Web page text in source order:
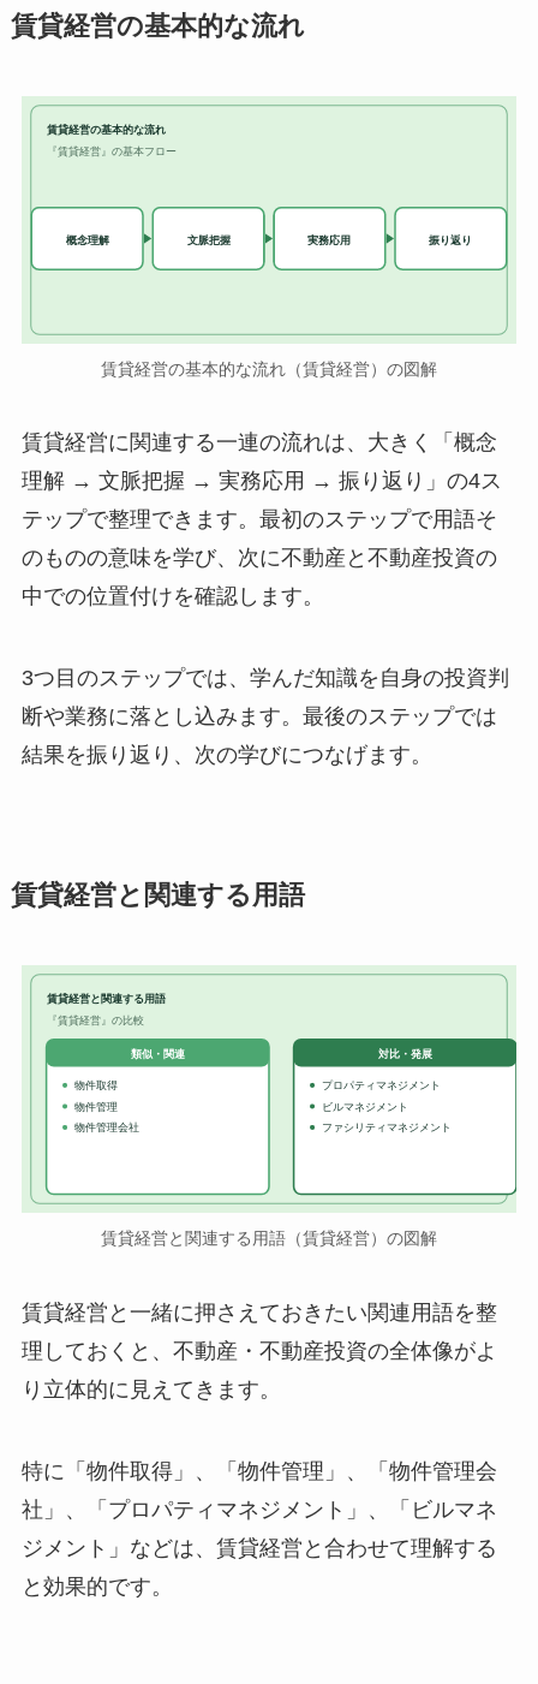
賃貸経営の基本的な流れ
賃貸経営の基本的な流れ
『賃貸経営』の基本フロー
概念理解 文脈把握 実務応用 振り返り
賃貸経営の基本的な流れ（賃貸経営）の図解
賃貸経営に関連する一連の流れは、大きく「概念
理解 → 文脈把握 → 実務応用 → 振り返り」の4ス
テップで整理できます。最初のステップで用語そ
のものの意味を学び、次に不動産と不動産投資の
中での位置付けを確認します。
3つ目のステップでは、学んだ知識を自身の投資判
断や業務に落とし込みます。最後のステップでは
結果を振り返り、次の学びにつなげます。
賃貸経営と関連する用語
賃貸経営と関連する用語
『賃貸経営』の比較
類似・関連
物件取得
物件管理
物件管理会社
対比・発展
プロパティマネジメント
ビルマネジメント
ファシリティマネジメント
賃貸経営と関連する用語（賃貸経営）の図解
賃貸経営と一緒に押さえておきたい関連用語を整
理しておくと、不動産・不動産投資の全体像がよ
り立体的に見えてきます。
特に「物件取得」、「物件管理」、「物件管理会
社」、「プロパティマネジメント」、「ビルマネ
ジメント」などは、賃貸経営と合わせて理解する
と効果的です。